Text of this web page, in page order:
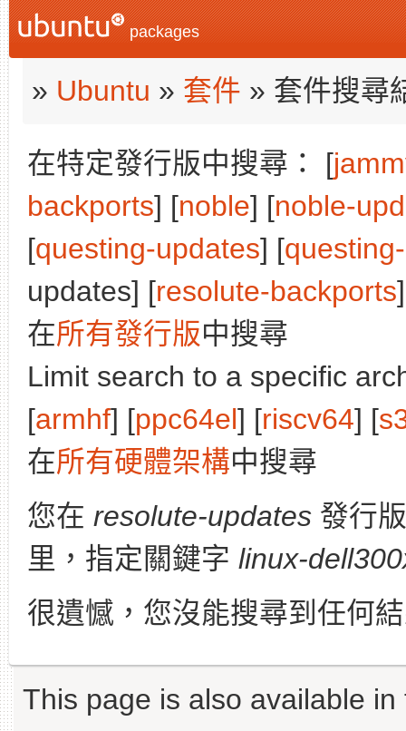
packages
» Ubuntu » 套件 » 套件搜尋
在特定發行版中搜尋： [
backports] [noble] [noble-
[questing-updates] [
updates] [resolute-backports
在所有發行版中搜尋
Limit search to a specific
[armhf] [ppc64el] [riscv64] [
在所有硬體架構中搜尋
您在 resolute-updates 發行
里，指定關鍵字 linux-
很遺憾，您沒能搜尋到任何
This page is also available